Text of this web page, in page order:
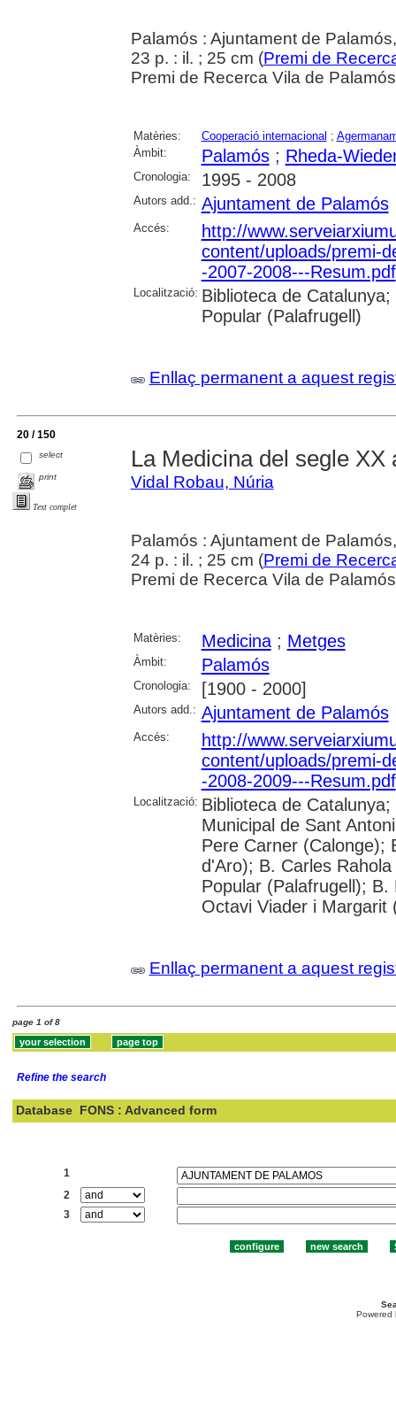
Palamós : Ajuntament de
23 p. : il. ; 25 cm (Premi de
Premi de Recerca Vila de
Matèries: Cooperació internacional ;
Àmbit:
Palamós; Rheda-
Cronologia: 1995 - 2008
Autors add.: Ajuntament de Palamós
Accés:
http://
content/uploads/premi-
-2007-2008---Resum.pdf
Localització: Biblioteca de
Popular (Palafrugell)
Enllaç permanent a aquest
20 / 150
select
print
Text complet
La Medicina del segle XX
Vidal Robau, Núria
Palamós : Ajuntament de
24 p. : il. ; 25 cm (Premi de
Premi de Recerca Vila de
Matèries: Medicina; Metges
Àmbit: Palamós
Cronologia: [1900 - 2000]
Autors add.: Ajuntament de Palamós
Accés:
http://
content/uploads/premi-
-2008-2009---Resum.pdf
Localització: Biblioteca de
Municipal de Sant
Pere Carner (Calonge);
d'Aro); B. Carles
Popular (Palafrugell);
Octavi Viader i Margarit
Enllaç permanent a aquest
page 1 of 8
Refine the search
Database FONS : Advanced form
1
2
3